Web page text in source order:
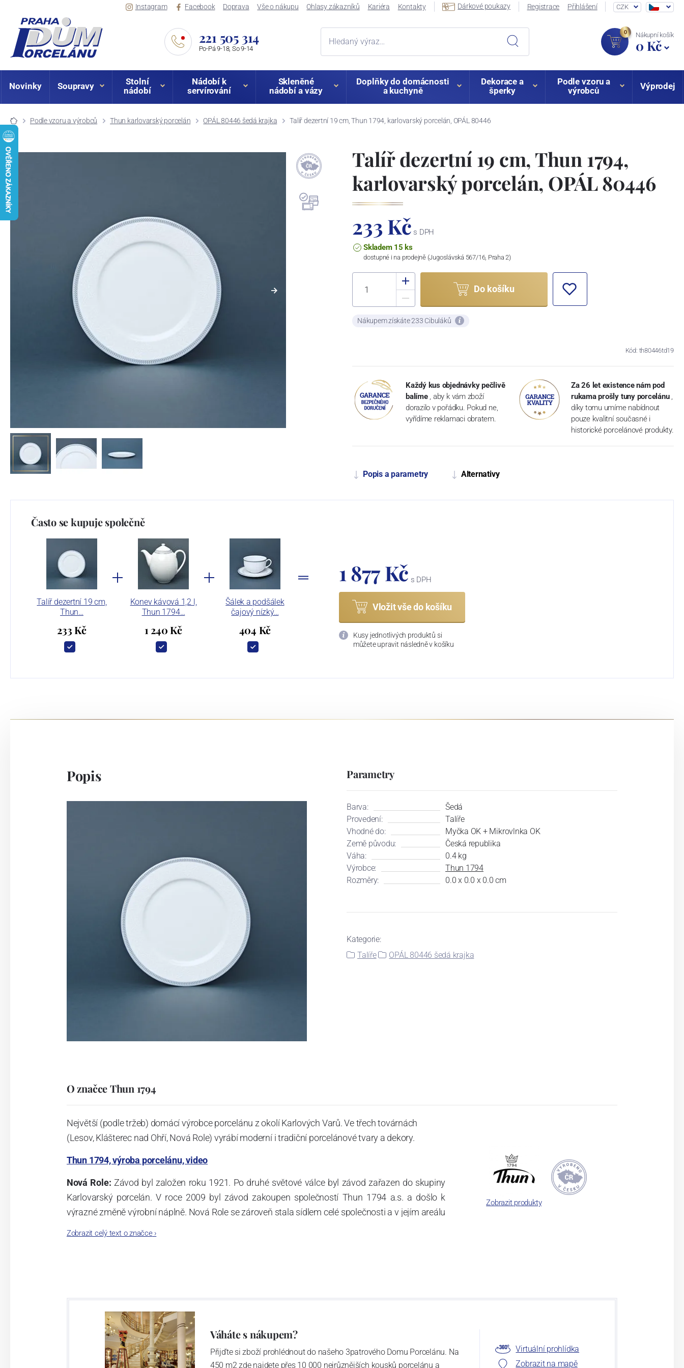
Instagram Facebook Doprava Vše o nákupu Ohlasy zákazníků Kariéra Kontakty Dárkové poukazy Registrace Přihlášení CZK
221 505 314
Po-Pá 9-18, So 9-14
0 Nákupní košík
0 Kč
Novinky Soupravy
Stolní
nádobí
Nádobí k
servírování
Skleněné
nádobí a vázy
Doplňky do domácnosti
a kuchyně
Dekorace a
šperky
Podle vzoru a
výrobců
Výprodej
Podle vzoru a výrobců Thun karlovarský porcelán OPÁL 80446 šedá krajka Talíř dezertní 19 cm, Thun 1794, karlovarský porcelán, OPÁL 80446
Talíř dezertní 19 cm, Thun 1794,
karlovarský porcelán, OPÁL 80446
233 Kč s DPH
Skladem 15 ks
dostupné i na prodejně (Jugoslávská 567/16, Praha 2)
Do košíku
Nákupem získáte 233 Cibuláků
Kód: th80446td19
Každý kus objednávky pečlivě
balíme , aby k vám zboží
dorazilo v pořádku. Pokud ne,
vyřídíme reklamaci obratem.
Za 26 let existence nám pod
rukama prošly tuny porcelánu ,
díky tomu umíme nabídnout
pouze kvalitní současné i
historické porcelánové produkty.
Popis a parametry Alternativy
Často se kupuje společně
Talíř dezertní 19 cm,
Thun…
233 Kč
Konev kávová 1,2 l,
Thun 1794…
1 240 Kč
Šálek a podšálek
čajový nízký…
404 Kč
1 877 Kč s DPH
Vložit vše do košíku
Kusy jednotlivých produktů si
můžete upravit následně v košíku
Popis Parametry
Barva:
Šedá
Provedení:
Talíře
Vhodné do:
Myčka OK + Mikrovlnka OK
Země původu:
Česká republika
Váha:
0.4 kg
Výrobce:
Thun 1794
Rozměry:
0.0 x 0.0 x 0.0 cm
Kategorie:
Talíře
OPÁL 80446 šedá krajka
O značce Thun 1794
Největší (podle tržeb) domácí výrobce porcelánu z okolí Karlových Varů. Ve třech továrnách
(Lesov, Klášterec nad Ohří, Nová Role) vyrábí moderní i tradiční porcelánové tvary a dekory.
Thun 1794, výroba porcelánu, video
Nová Role: Závod byl založen roku 1921. Po druhé světové válce byl závod zařazen do skupiny
Karlovarský porcelán. V roce 2009 byl závod zakoupen společností Thun 1794 a.s. a došlo k
výrazné změně výrobní náplně. Nová Role se zároveň stala sídlem celé společnosti a v jejím areálu
Klášterec nad Ohří:
Zobrazit celý text o značce›
Zobrazit produkty
Váháte s nákupem?
Přijďte si zboží prohlédnout do našeho 3patrového Domu Porcelánu. Na
450 m2 zde najdete přes 10 000 nejrůznějších kousků porcelánu a
Virtuální prohlídka
Zobrazit na mapě